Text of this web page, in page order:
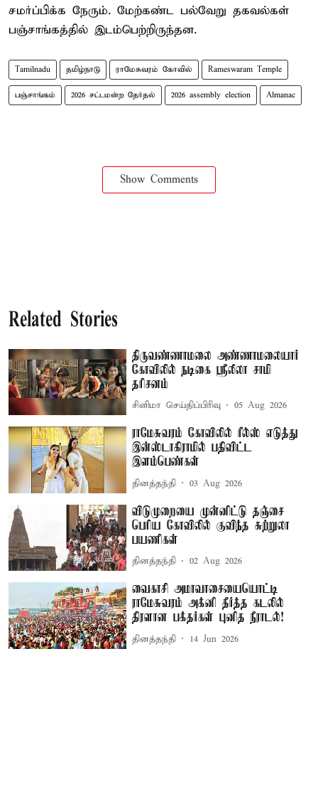
சமர்ப்பிக்க நேரும். மேற்கண்ட பல்வேறு தகவல்கள்
பஞ்சாங்கத்தில் இடம்பெற்றிருந்தன.
Tamilnadu தமிழ்நாடு ராமேசுவரம் கோவில் Rameswaram Temple
பஞ்சாங்கம் 2026 சட்டமன்ற தேர்தல் 2026 assembly election Almanac
Show Comments
Related Stories
திருவண்ணாமலை அண்ணாமலையார்
கோவிலில் நடிகை ஸ்ரீலீலா சாமி
தரிசனம்
சினிமா செய்திப்பிரிவு 05 Aug 2026
ராமேசுவரம் கோவிலில் ரீல்ஸ் எடுத்து
இன்ஸ்டாகிராமில் பதிவிட்ட
இளம்பெண்கள்
தினத்தந்தி 03 Aug 2026
விடுமுறையை முன்னிட்டு தஞ்சை
பெரிய கோவிலில் குவிந்த சுற்றுலா
பயணிகள்
தினத்தந்தி 02 Aug 2026
வைகாசி அமாவாசையையொட்டி
ராமேசுவரம் அக்னி தீர்த்த கடலில்
திரளான பக்தர்கள் புனித நீராடல்!
தினத்தந்தி 14 Jun 2026